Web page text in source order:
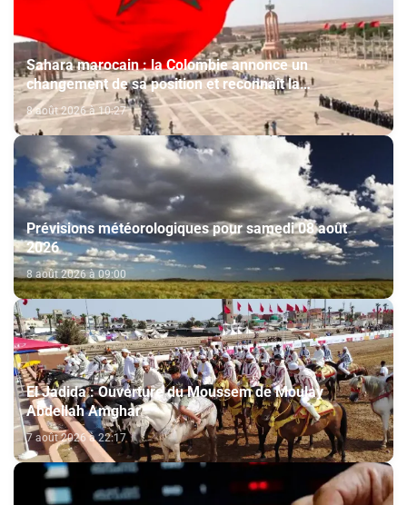
Sahara marocain : la Colombie annonce un
changement de sa position et reconnaît la
souveraineté du Maroc sur son Sahara
8 août 2026 à 10:27
Prévisions météorologiques pour samedi 08 août
2026
8 août 2026 à 09:00
El Jadida : Ouverture du Moussem de Moulay
Abdellah Amghar
7 août 2026 à 22:17